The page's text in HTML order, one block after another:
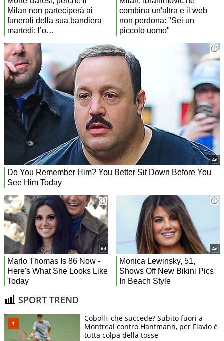
SPORT TREND
Cobolli, che succede? Subito fuori a
Montreal contro Hanfmann, per Flavio è
tutta colpa della tosse